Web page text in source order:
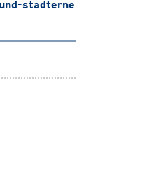
stadterne